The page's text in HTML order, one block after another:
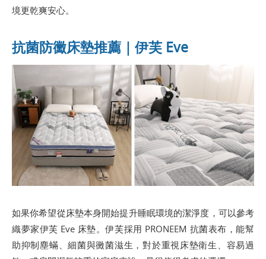
境更乾爽安心。
抗菌防黴床墊推薦｜伊芙 Eve
如果你希望從床墊本身開始提升睡眠環境的潔淨度，可以參考
織夢家伊芙 Eve 床墊。伊芙採用 PRONEEM 抗菌表布，能幫
助抑制塵蟎、細菌與黴菌滋生，對於重視床墊衛生、容易過